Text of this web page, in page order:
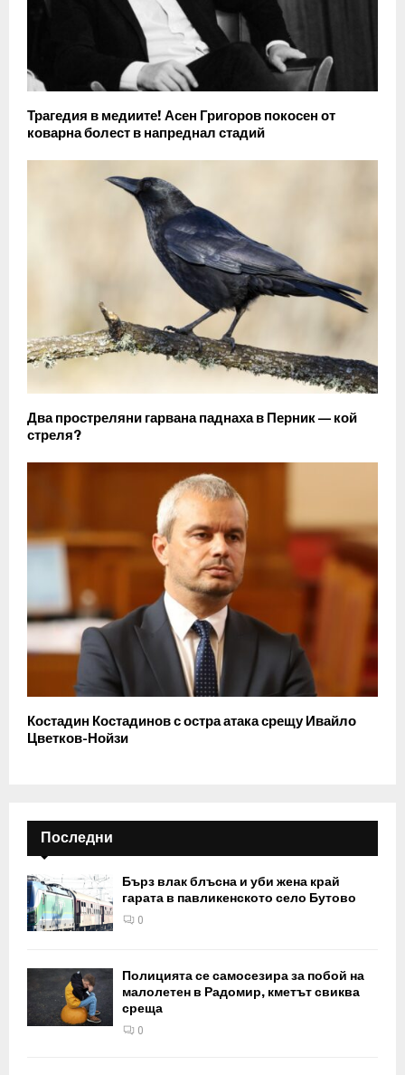
Трагедия в медиите! Асен Григоров покосен от
коварна болест в напреднал стадий
Два простреляни гарвана паднаха в Перник — кой
стреля?
Костадин Костадинов с остра атака срещу Ивайло
Цветков-Нойзи
Последни
Бърз влак блъсна и уби жена край
гарата в павликенското село Бутово
0
Полицията се самосезира за побой на
малолетен в Радомир, кметът свиква
среща
0